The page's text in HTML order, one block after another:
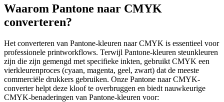
Waarom Pantone naar CMYK
converteren?
Het converteren van Pantone-kleuren naar CMYK is essentieel voor
professionele printworkflows. Terwijl Pantone-kleuren steunkleuren
zijn die zijn gemengd met specifieke inkten, gebruikt CMYK een
vierkleurenproces (cyaan, magenta, geel, zwart) dat de meeste
commerciële drukkers gebruiken. Onze Pantone naar CMYK-
converter helpt deze kloof te overbruggen en biedt nauwkeurige
CMYK-benaderingen van Pantone-kleuren voor: